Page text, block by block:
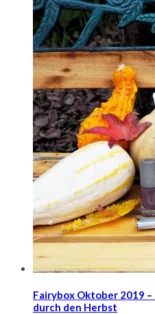
Fairybox Oktober 2019
durch den Herbst